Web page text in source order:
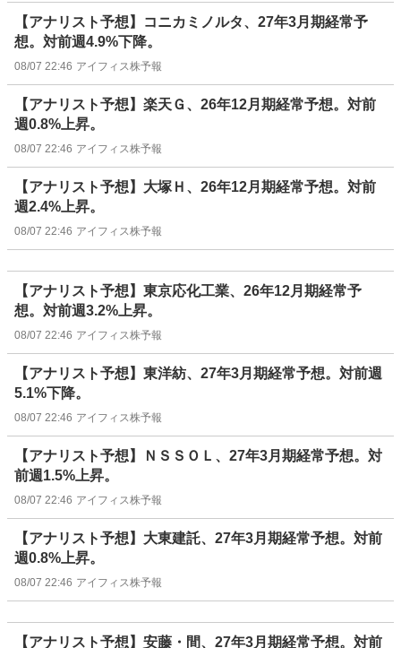
【アナリスト予想】コニカミノルタ、27年3月期経常予
想。対前週4.9%下降。
08/07 22:46 アイフィス株予報
【アナリスト予想】楽天Ｇ、26年12月期経常予想。対前
週0.8%上昇。
08/07 22:46 アイフィス株予報
【アナリスト予想】大塚Ｈ、26年12月期経常予想。対前
週2.4%上昇。
08/07 22:46 アイフィス株予報
【アナリスト予想】東京応化工業、26年12月期経常予
想。対前週3.2%上昇。
08/07 22:46 アイフィス株予報
【アナリスト予想】東洋紡、27年3月期経常予想。対前週
5.1%下降。
08/07 22:46 アイフィス株予報
【アナリスト予想】ＮＳＳＯＬ、27年3月期経常予想。対
前週1.5%上昇。
08/07 22:46 アイフィス株予報
【アナリスト予想】大東建託、27年3月期経常予想。対前
週0.8%上昇。
08/07 22:46 アイフィス株予報
【アナリスト予想】安藤・間、27年3月期経常予想。対前